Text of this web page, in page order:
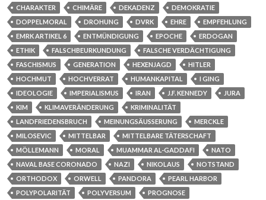
CHARAKTER
CHIMÄRE DEKADENZ
DEMOKRATIE
DOPPELMORAL
DROHUNG DVRK EHRE
EMPFEHLUNG
EMRK ARTIKEL 6
ENTMÜNDIGUNG EPOCHE
ERDOGAN
ETHIK
FALSCHBEURKUNDUNG
FALSCHE VERDÄCHTIGUNG
FASCHISMUS
GENERATION HEXENJAGD
HITLER
HOCHMUT
HOCHVERRAT HUMANKAPITAL
I GING
IDEOLOGIE
IMPERIALISMUS IRAN J.F. KENNEDY
JURA
KIM
KLIMAVERÄNDERUNG
KRIMINALITÄT
LANDFRIEDENSBRUCH
MEINUNGSÄUSSERUNG
MERCKLE
MILOSEVIC
MITTELBAR
MITTELBARE TÄTERSCHAFT
MÖLLEMANN
MORAL MUAMMAR AL-GADDAFI
NATO
NAVAL BASE CORONADO
NAZI NIKOLAUS
NOTSTAND
ORTHODOX
ORWELL PANDORA
PEARL HARBOR
POLYPOLARITÄT
POLYVERSUM
PROGNOSE